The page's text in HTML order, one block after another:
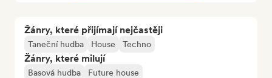
Žánry, které přijímají nejčastěji
Taneční hudba House Techno
Žánry, které milují
Basová hudba Future house